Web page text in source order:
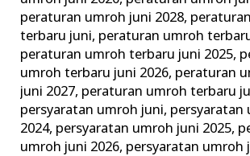
peraturan umroh juni 2028,
terbaru juni, peraturan umroh
peraturan umroh terbaru juni 2025,
umroh terbaru juni 2026, peraturan
juni 2027, peraturan umroh terbaru
persyaratan umroh juni, persyaratan
2024, persyaratan umroh juni 2025,
umroh juni 2026, persyaratan umroh